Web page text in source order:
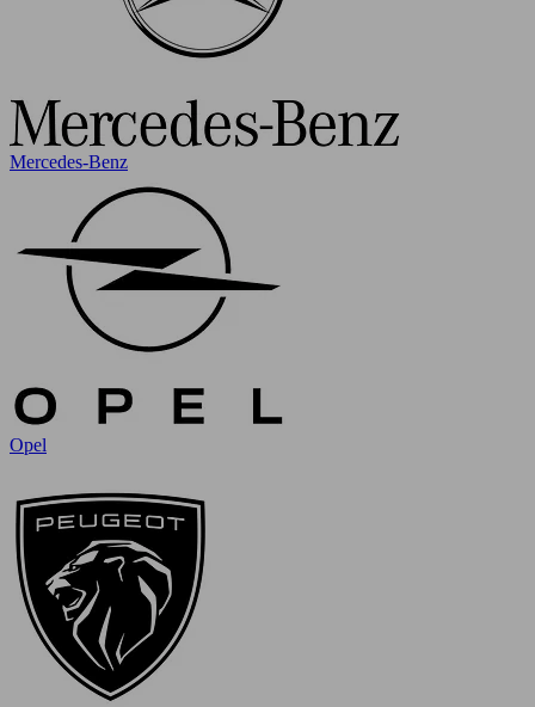
Mercedes-Benz
Opel